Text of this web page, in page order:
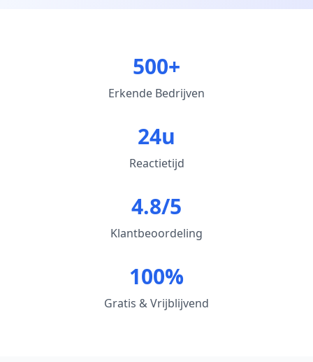
500+
Erkende Bedrijven
24u
Reactietijd
4.8/5
Klantbeoordeling
100%
Gratis & Vrijblijvend